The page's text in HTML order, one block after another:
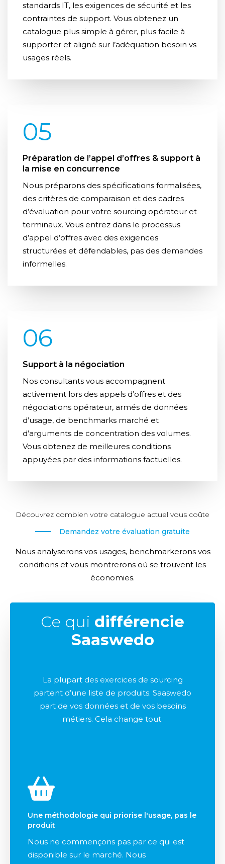
standards IT, les exigences de sécurité et les
contraintes de support. Vous obtenez un
catalogue plus simple à gérer, plus facile à
supporter et aligné sur l’adéquation besoin vs
usages réels.
05
Préparation de l’appel d’offres & support à
la mise en concurrence
Nous préparons des spécifications formalisées,
des critères de comparaison et des cadres
d’évaluation pour votre sourcing opérateur et
terminaux. Vous entrez dans le processus
d’appel d’offres avec des exigences
structurées et défendables, pas des demandes
informelles.
06
Support à la négociation
Nos consultants vous accompagnent
activement lors des appels d’offres et des
négociations opérateur, armés de données
d’usage, de benchmarks marché et
d’arguments de concentration des volumes.
Vous obtenez de meilleures conditions
appuyées par des informations factuelles.
Découvrez combien votre catalogue actuel vous coûte
Demandez votre évaluation gratuite
Nous analyserons vos usages, benchmarkerons vos
conditions et vous montrerons où se trouvent les
économies.
Ce qui différencie
Saaswedo
La plupart des exercices de sourcing
partent d’une liste de produits. Saaswedo
part de vos données et de vos besoins
métiers. Cela change tout.
Une méthodologie qui priorise l'usage, pas le
produit
Nous ne commençons pas par ce qui est
disponible sur le marché. Nous